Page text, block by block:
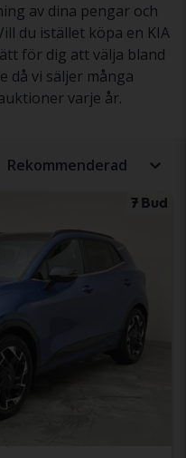
av dina pengar och
du istället köpa en KIA
för dig att välja bland
då vi säljer många
varje år.
Rekommenderad
7 Bud